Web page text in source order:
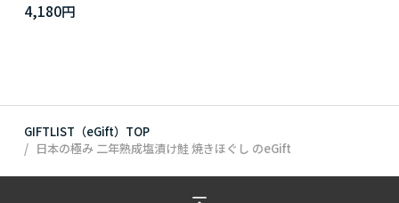
4,180円
GIFTLIST（eGift）TOP
日本の極み 二年熟成塩漬け鮭 焼きほぐし のeGift